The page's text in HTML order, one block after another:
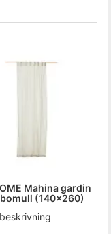
Mahina gardin
(140x260)